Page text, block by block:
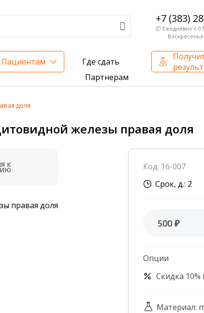
+7 (383)
🕗 Ежедневно с
Пациентам
Где сдать
Партнерам
витамины — всего 3 999 ₽
наличие инфекций
Сертификаты и
Внутренний
Сотрудники
доля
железы правая доля
к
правая доля
Код: 16-007
Срок, д.: 2
500 ₽
Опции
Скидка
Материал: